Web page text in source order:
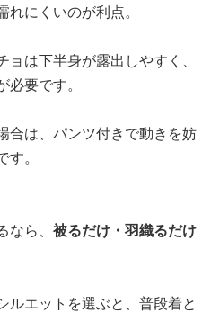
れにくいのが利点。
は下半身が露出しやすく、
要です。
合は、パンツ付きで動きを妨
。
ら、 被るだけ・羽織るだけ
ルエットを選ぶと、普段着と